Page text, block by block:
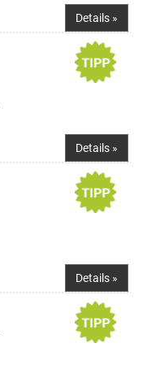
Details »
Details »
Details »